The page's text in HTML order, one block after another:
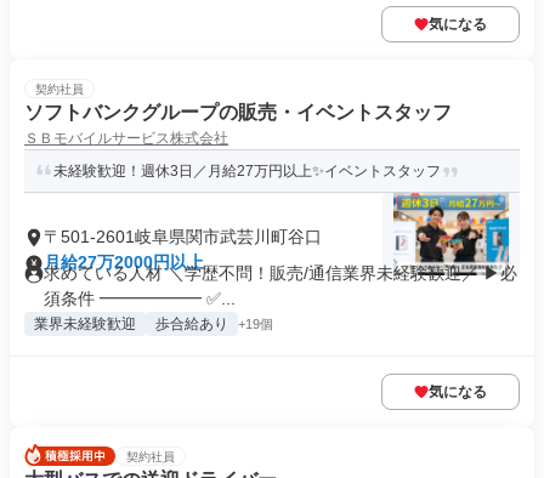
気になる
契約社員
ソフトバンクグループの販売・イベントスタッフ
ＳＢモバイルサービス株式会社
未経験歓迎！週休3日／月給27万円以上✨イベントスタッフ
〒501-2601岐阜県関市武芸川町谷口
月給27万2000円以上
求めている人材 ＼学歴不問！販売/通信業界未経験歓迎／ ▶必
須条件 ━━━━━━ ✅...
業界未経験歓迎 歩合給あり +19個
気になる
契約社員